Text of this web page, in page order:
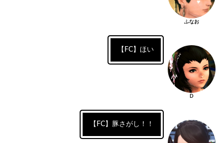
ふなお
【FC】ほい
D
【FC】豚さがし！！